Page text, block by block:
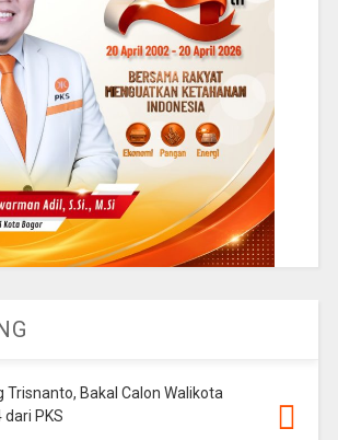
Trisnanto, Bakal Calon Walikota
PKS